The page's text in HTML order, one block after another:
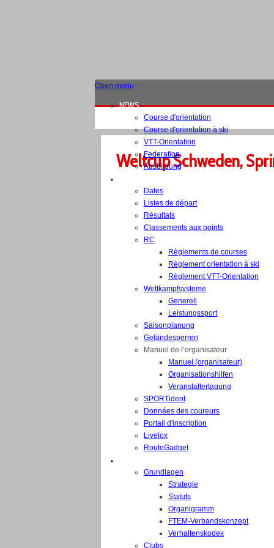
Open menu
NEWS
Course d'orientation
Course d'orientation à ski
VTT-Orientation
Federation
Ausbildung
Dates
Listes de départ
Résultats
Classements aux points
RC
Règlements de courses
Règlement orientation à ski
Règlement VTT-Orientation
Wettkampfsysteme
Generell
Leistungssport
Saisonplanung
Geländesperren
Manuel de l’organisateur
Manuel (organisateur)
Organisationshilfen
Veranstaltertagung
SPORTident
Données des coureurs
Portail d'inscription
Livelox
RouteGadget
Grundlagen
Strategie
Statuts
Organigramm
FTEM-Verbandskonzept
Verhaltenskodex
Clubs
Weltcup Schweden,